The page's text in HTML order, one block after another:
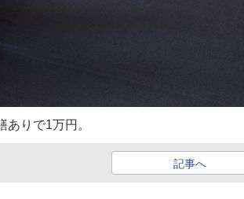
りで1万円。
記事へ